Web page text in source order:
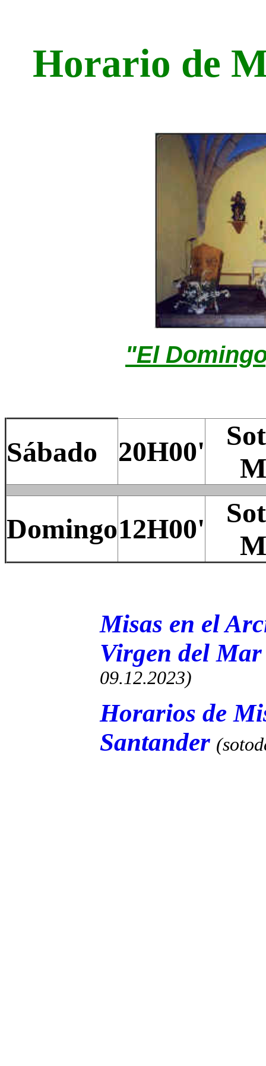
Horario de
"El
Sábado 20H00'
Domingo12H00'
Misas en el
Virgen del Mar
09.12.2023)
Horarios de
Santander